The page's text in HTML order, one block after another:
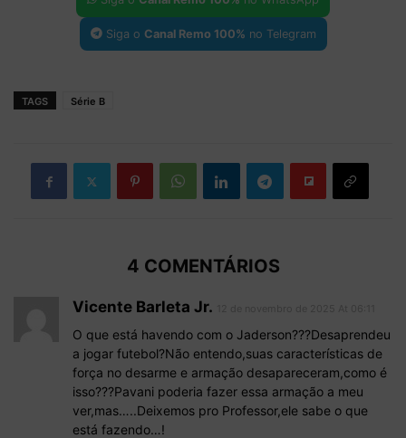
Siga o Canal Remo 100% no Telegram
TAGS Série B
4 COMENTÁRIOS
Vicente Barleta Jr.
O que está havendo com o Jaderson???Desaprendeu
a jogar futebol?Não entendo,suas características de
força no desarme e armação desapareceram,como é
isso???Pavani poderia fazer essa armação a meu
ver,mas…..Deixemos pro Professor,ele sabe o que
está fazendo…!